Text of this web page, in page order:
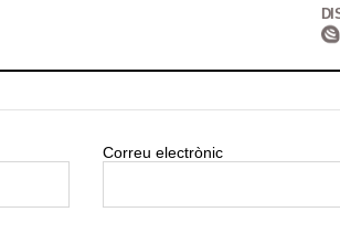
Correu electrònic